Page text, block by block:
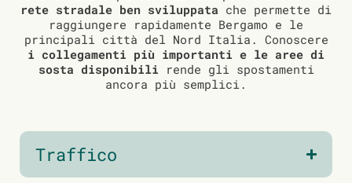
rete stradale ben sviluppata che permette di
raggiungere rapidamente Bergamo e le
principali città del Nord Italia. Conoscere
i collegamenti più importanti e le aree di
sosta disponibili rende gli spostamenti
ancora più semplici.
Traffico